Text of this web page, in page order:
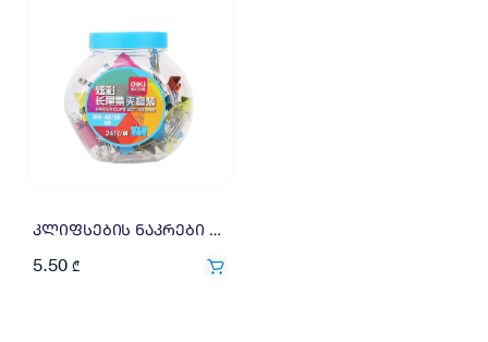
კლიფსების ნაკრები ფერადი 15-19-25მმ Deli 24ც 998560
5.50 ₾